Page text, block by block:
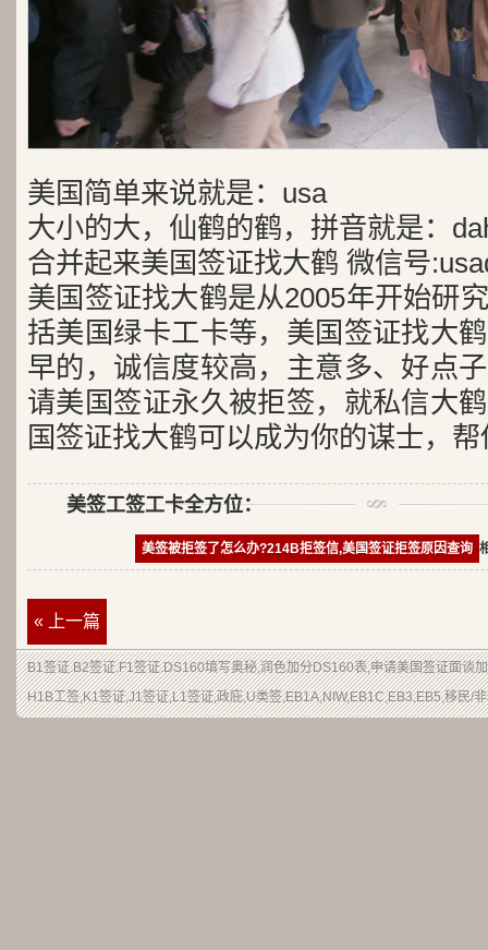
美国简单来说就是：usa
大小的大，仙鹤的鹤，拼音就是：
合并起来美国签证找大鹤 微信号
美国签证找大鹤是从2005年开始研
括美国绿卡工卡等，美国签证找大
早的，诚信度较高，主意多、好点
请美国签证永久被拒签，就私信大
国签证找大鹤可以成为你的谋士，
美签工签工卡全方位：
美签被拒签了怎么办?214B拒签信,美国签证拒签原因查询
« 上一篇
B1签证.B2签证.F1签证.DS160填写奥秘,润色加分DS160表,申请美国签证面谈
H1B工签,K1签证,J1签证,L1签证,政庇,U类签,EB1A,NIW,EB1C,EB3,EB5,移民/